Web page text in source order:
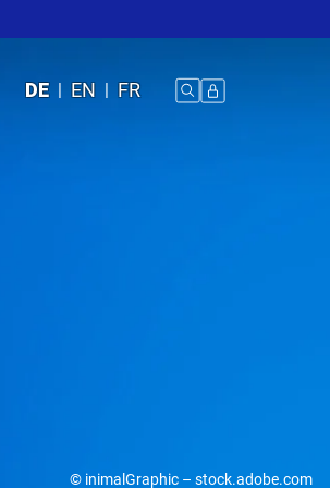
DE EN FR
© inimalGraphic – stock.adobe.com